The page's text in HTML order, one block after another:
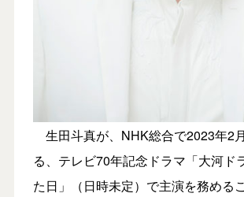
生田斗真が、NHK総合で2023年2
る、テレビ70年記念ドラマ「大河ド
た日」（日時未定）で主演を務める